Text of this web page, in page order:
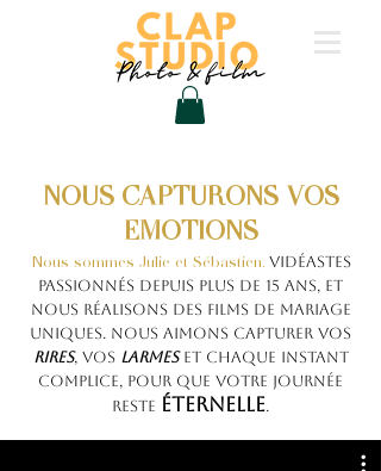
NOUS CAPTURONS VOS
EMOTIONS
Nous sommes Julie et Sébastien, vidéastes
passionnés depuis plus de 15 ans, et
nous réalisons des films de mariage
uniques. Nous aimons capturer vos
rires, vos larmeset chaque instant
complice, pour que votre journée
reste éternelle.